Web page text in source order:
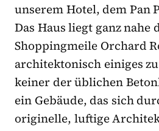
unserem Hotel, dem Pan
Das Haus liegt ganz nahe
Shoppingmeile Orchard
architektonisch einiges
keiner der üblichen
ein Gebäude, das sich
originelle, luftige